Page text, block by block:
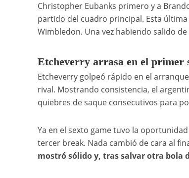
Christopher Eubanks primero y a
partido del cuadro principal. Esta
Wimbledon. Una vez habiendo salido
Etcheverry arrasa en el primer
Etcheverry golpeó rápido en el
rival. Mostrando consistencia, el
quiebres de saque consecutivos para
Ya en el sexto game tuvo la
tercer break. Nada cambió de cara al
mostró sólido y, tras salvar otra bola